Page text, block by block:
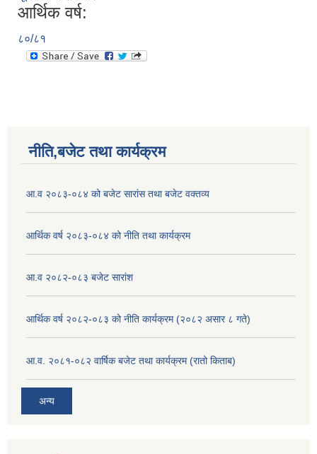
आर्थिक वर्ष:
८०/८१
नीति,बजेट तथा कार्यक्रम
आ.व २०८३-०८४ को बजेट सारांस तथा बजेट वक्तव्य
आर्थिक वर्ष २०८३-०८४ को नीति तथा कार्यक्रम
आ.व २०८२-०८३ बजेट सारांश
आर्थिक वर्ष २०८२-०८३ को नीति कार्यक्रम (२०८२ असार ८ गते)
आ.व. २०८१-०८२ वार्षिक बजेट तथा कार्यक्रम (रातो किताब)
अन्य